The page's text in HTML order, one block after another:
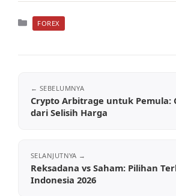
Kategori
FOREX
Crypto Arbitrage untuk Pemula:
dari Selisih Harga
Reksadana vs Saham: Pilihan
Indonesia 2026